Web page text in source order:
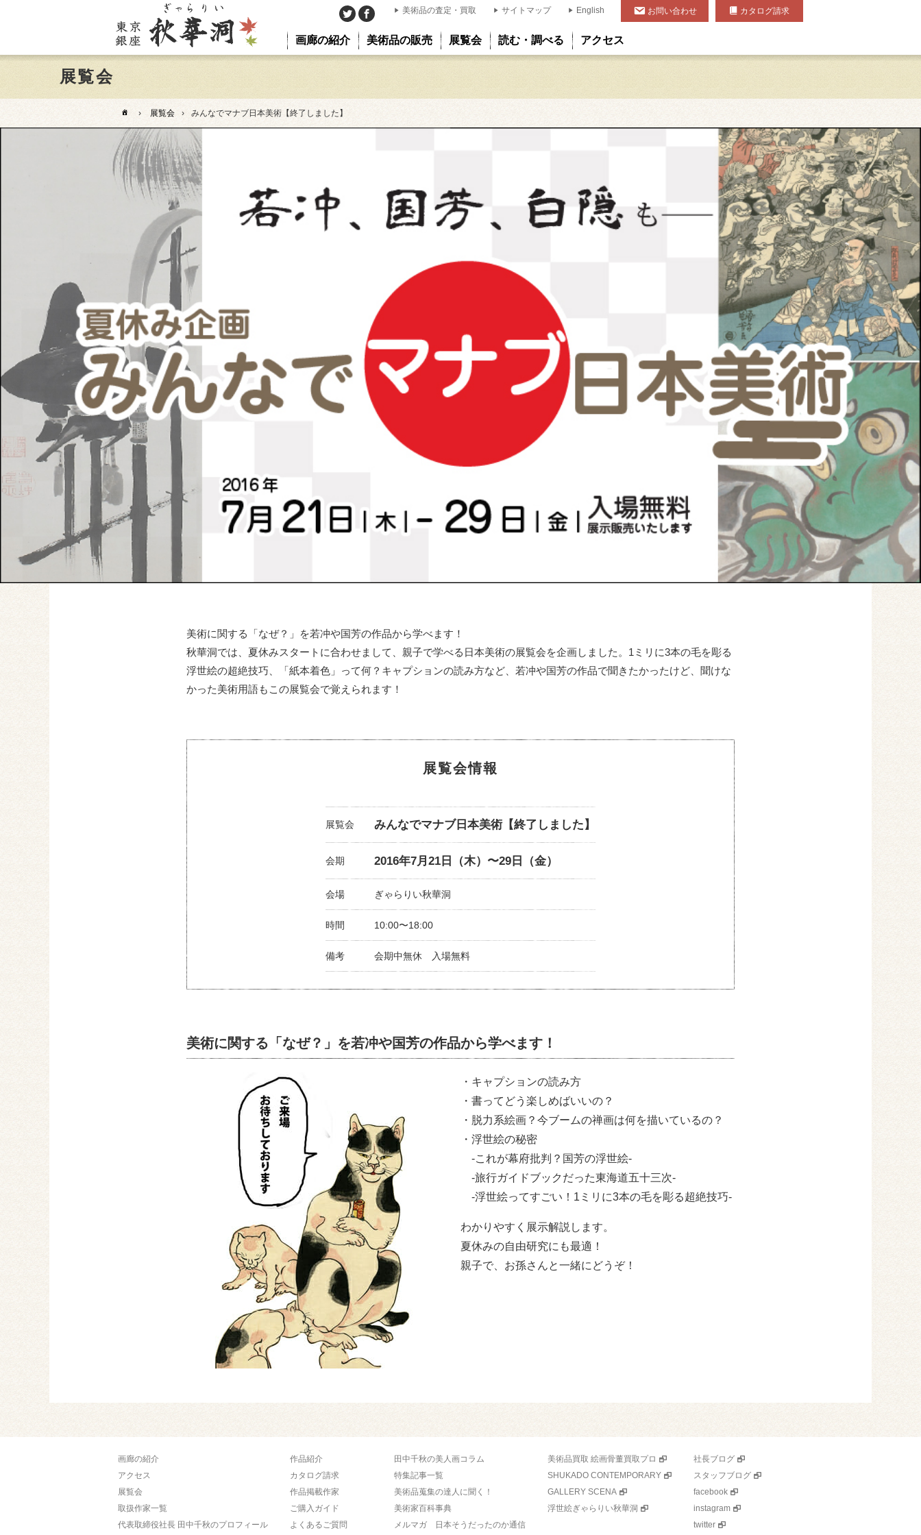
絵画骨董買取プロ
GALLERY SCENA
浮世絵ぎゃらりい秋華洞
画廊の紹介 美術品の販売 展覧会 読む・調べる アクセス
美術品の査定・買取 サイトマップ English お問い合わせ カタログ請求
展覧会
› 展覧会 › みんなでマナブ日本美術【終了しました】
美術に関する「なぜ？」を若冲や国芳の作品から学べます！
秋華洞では、夏休みスタートに合わせまして、親子で学べる日本美術の展覧会を企画しました。1ミリに3本の毛を彫る
浮世絵の超絶技巧、「紙本着色」って何？キャプションの読み方など、若冲や国芳の作品で聞きたかったけど、聞けな
かった美術用語もこの展覧会で覚えられます！
展覧会情報
展覧会 みんなでマナブ日本美術【終了しました】
会期 2016年7月21日（木）〜29日（金）
会場 ぎゃらりい秋華洞
時間 10:00〜18:00
備考 会期中無休 入場無料
美術に関する「なぜ？」を若冲や国芳の作品から学べます！
・キャプションの読み方
・書ってどう楽しめばいいの？
・脱力系絵画？今ブームの禅画は何を描いているの？
・浮世絵の秘密
-これが幕府批判？国芳の浮世絵-
-旅行ガイドブックだった東海道五十三次-
-浮世絵ってすごい！1ミリに3本の毛を彫る超絶技巧-
わかりやすく展示解説します。
夏休みの自由研究にも最適！
親子で、お孫さんと一緒にどうぞ！
画廊の紹介
アクセス
展覧会
取扱作家一覧
代表取締役社長 田中千秋のプロフィール
作品紹介
カタログ請求
作品掲載作家
ご購入ガイド
よくあるご質問
田中千秋の美人画コラム
特集記事一覧
美術品蒐集の達人に聞く！
美術家百科事典
メルマガ 日本そうだったのか通信
美術品買取 絵画骨董買取プロ
SHUKADO CONTEMPORARY
GALLERY SCENA
浮世絵ぎゃらりい秋華洞
社長ブログ
スタッフブログ
facebook
instagram
twitter